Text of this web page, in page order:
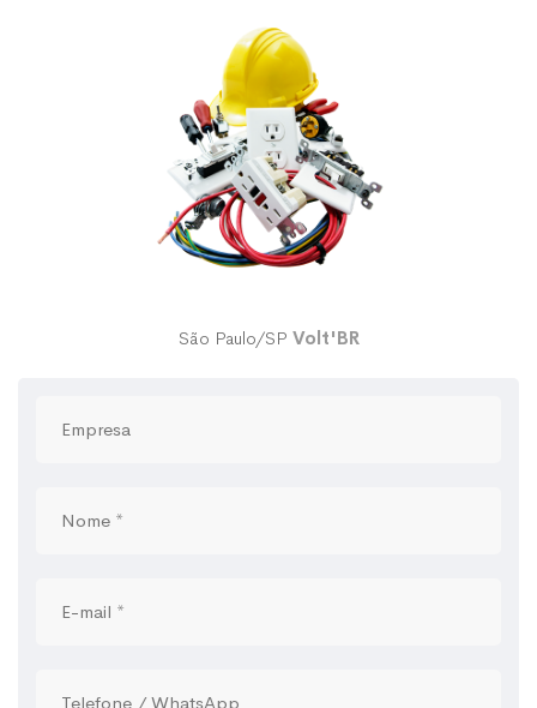
São Paulo/SP Volt'BR